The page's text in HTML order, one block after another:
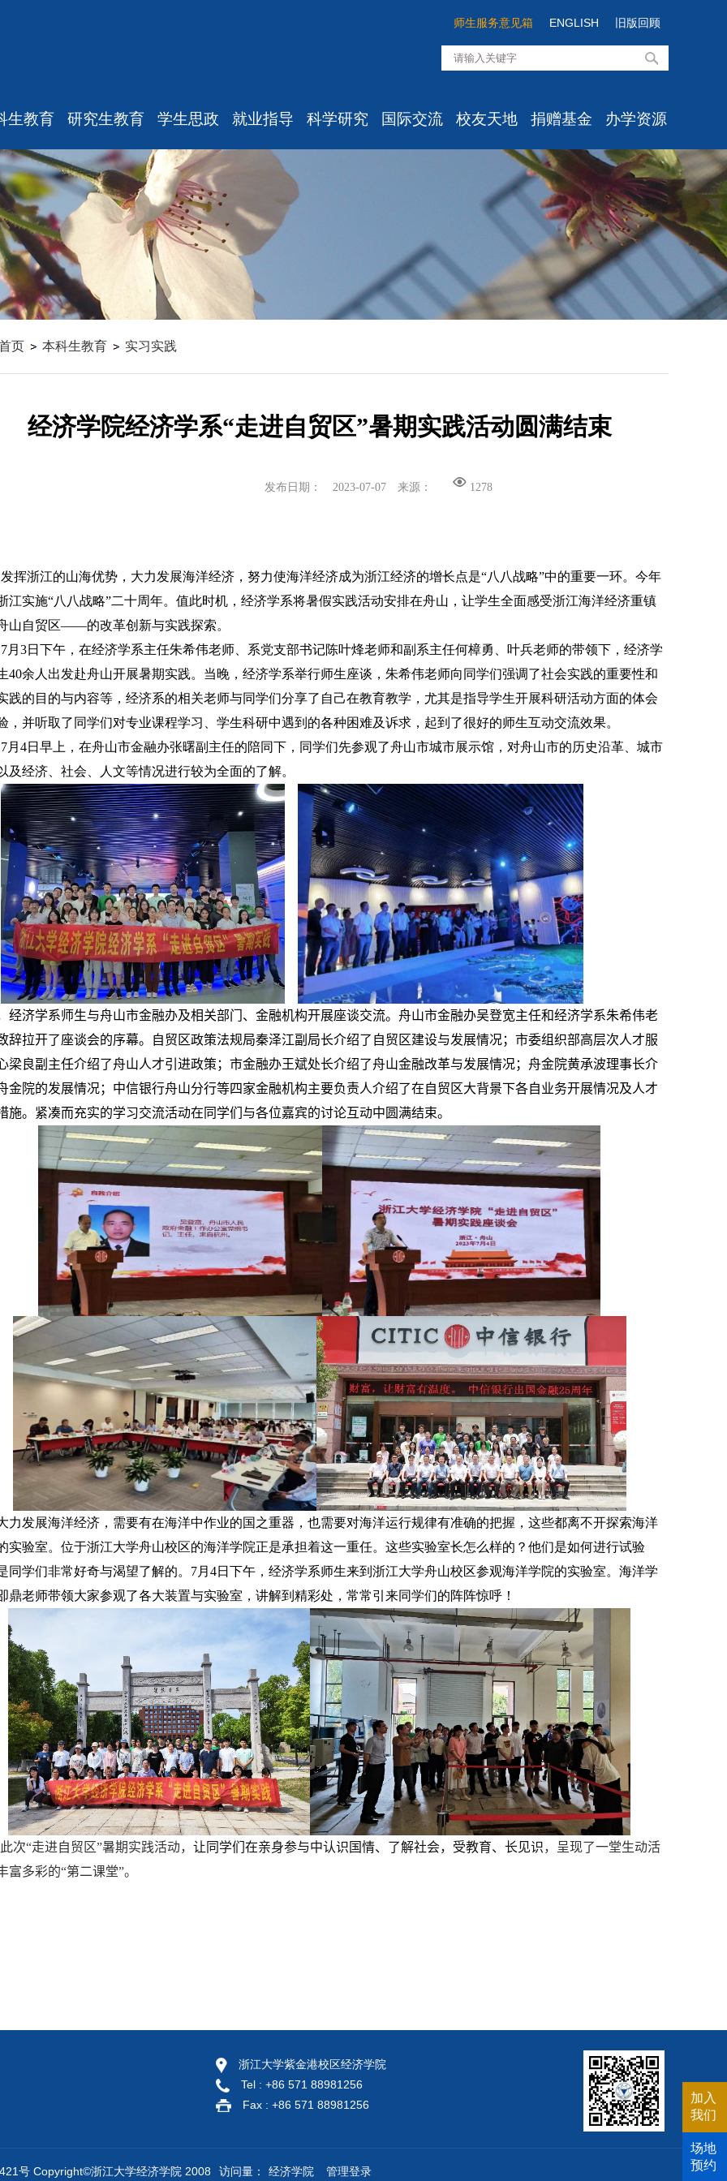
旧版回顾
ENGLISH
师生服务意见箱
生教育
新消息
章制度
表、校历
专业确认
籍管理
学与教务
研训练
外交流
学成果
研究生教育
最新消息
教师工作
招生信息
学位管理
成果管理
对外交流
服务指南
学生思政
重要通知
新闻动态
机构设置
本科生思政
研究生思政
就业指导
就业指导 科学研究
专家观点
国际交流
出国出境
国际学生
办事流程
校友天地
校友组织
校友活动
校友风采
校友服务
校友心愿墙/留言板
捐赠基金
经院基金介绍
经院思想项目
经院学者项目
经院之光项目
经院发展项目
经院校友项目
办学资源
高级培训
资料室
实验中心
页 本科生教育 实习实践
经济学院经济学系“走进自贸区”暑期实践活动圆满结束
发布日期： 2023-07-07 来源： 1278
发挥浙江的山海优势，大力发展海洋经济，努力使海洋经济成为浙江经济的增长点是“八八战略”中的重要一环。今年
江实施“八八战略”二十周年。值此时机，经济学系将暑假实践活动安排在舟山，让学生全面感受浙江海洋经济重镇
自贸区——的改革创新与实践探索。
7月3日下午，在经济学系主任朱希伟老师、系党支部书记陈叶烽老师和副系主任何樟勇、叶兵老师的带领下，经济学
40余人出发赴舟山开展暑期实践。当晚，经济学系举行师生座谈，朱希伟老师向同学们强调了社会实践的重要性和
践的目的与内容等，经济系的相关老师与同学们分享了自己在教育教学，尤其是指导学生开展科研活动方面的体会
，并听取了同学们对专业课程学习、学生科研中遇到的各种困难及诉求，起到了很好的师生互动交流效果。
7月4日早上，在舟山市金融办张曙副主任的陪同下，同学们先参观了舟山市城市展示馆，对舟山市的历史沿革、城市
及经济、社会、人文等情况进行较为全面的了解。
经济学系师生与舟山市金融办及相关部门、金融机构开展座谈交流。舟山市金融办吴登宽主任和经济学系朱希伟老
辞拉开了座谈会的序幕。
自贸区政策法规局秦泽江副局长介绍了自贸区建设与发展情况；市委组织部高层次人才服
梁良副主任介绍了舟山人才引进政策；市金融办王斌处长介绍了舟山金融改革与发展情况；舟金院黄承波理事长介
金院的发展情况；中信银行舟山分行等四家金融机构主要负责人介绍了在自贸区大背景下各自业务开展情况及人才
施。紧凑而充实的学习交流活动在同学们与各位嘉宾的讨论互动中圆满结束。
力发展海洋经济，需要有在海洋中作业的国之重器，也需要对海洋运行规律有准确的把握，这些都离不开探索海洋
实验室。位于浙江大学舟山校区的海洋学院正是承担着这一重任。这些实验室长怎么样的？他们是如何进行试验
同学们非常好奇与渴望了解的。 7月 4日下午，经济学系师生来到浙江大学舟山校区参观海洋学院的实验室。海洋学
鼎老师带领大家参观了各大装置与实验室，讲解到精彩处，常常引来同学们的阵阵惊呼！
此次“走进自贸区”暑期实践活动，让同学们在亲身参与中认识国情、了解社会，受教育、长见识，呈现了一堂生动活
富多彩的“第二课堂”。
浙江大学紫金港校区经济学院
Tel : +86 571 88981256
Fax : +86 571 88981256
号 Copyright©浙江大学经济学院 2008 访问量： 经济学院 管理登录
场地
预约
加入
我们